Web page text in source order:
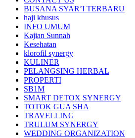
BUSANA SYAR’I TERBARU
haji khusus
INFO UMUM
Kajian Sunnah
Kesehatan
klorofil synergy
KULINER
PELANGSING HERBAL
PROPERTI
SB1M
SMART DETOX SYNERGY
TOTOK GUA SHA
TRAVELLING
TRULUM SYNERGY
WEDDING ORGANIZATION